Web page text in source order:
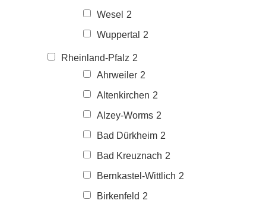
Wesel 2
Wuppertal
2
Rheinland-Pfalz 2
Ahrweiler 2
Altenkirchen 2
Alzey-Worms 2
Bad Dürkheim 2
Bad Kreuznach 2
Bernkastel-Wittlich 2
Birkenfeld 2